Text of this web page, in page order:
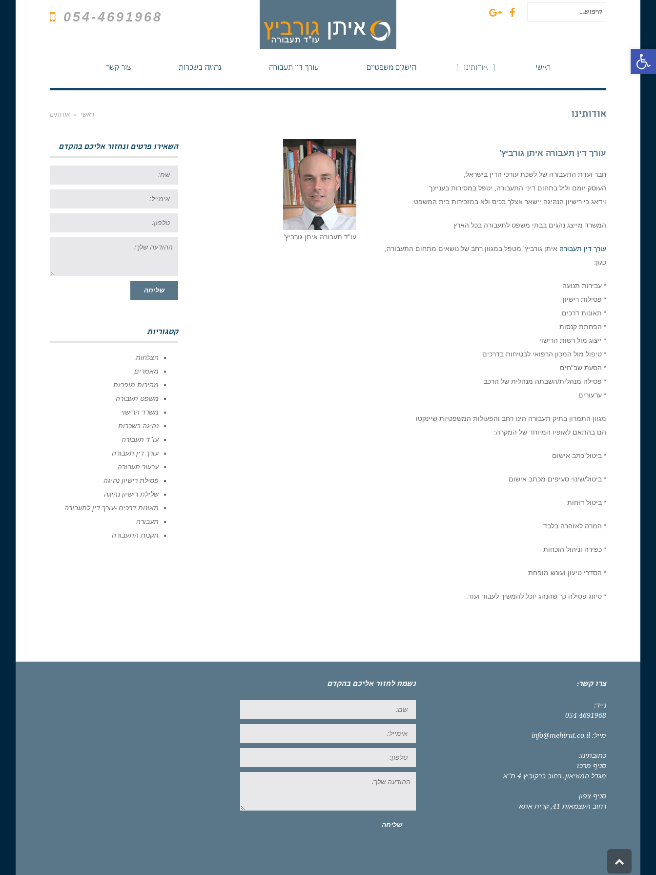
פתח סרגל נגישות
054-4691968
ראשי אודותינו הישגים משפטיים עורך דין תעבורה נהיגה בשכרות צור קשר
אודותינו ראשי » אודותינו
עורך דין תעבורה איתן גורביץ'
חבר ועדת התעבורה של לשכת עורכי הדין בישראל,
העוסק יומם וליל בתחום דיני התעבורה, יטפל במסירות בעניינך
וידאג כי רישיון הנהיגה יישאר אצלך בכיס ולא במזכירות בית המשפט.
המשרד מייצג נהגים בבתי משפט לתעבורה בכל הארץ
עורך דין תעבורה איתן גורביץ' מטפל במגוון רחב של נושאים מתחום התעבורה,
כגון:
* עבירות תנועה
* פסילות רישיון
* תאונות דרכים
* הפחתת קנסות
* ייצוג מול רשות הרישוי
* טיפול מול המכון הרפואי לבטיחות בדרכים
* הסעת שב"חים
* פסילה מנהלית/השבתה מנהלית של הרכב
* ערעורים
מגוון התמרון בתיק תעבורה הינו רחב והפעולות המשפטיות שיינקטו
הם בהתאם לאופיו המיוחד של המקרה:
* ביטול כתב אישום
* ביטול/שינוי סעיפים מכתב אישום
* ביטול דוחות
* המרה לאזהרה בלבד
* כפירה וניהול הוכחות
* הסדרי טיעון ועונש מופחת
* סיווג פסילה כך שהנהג יוכל להמשיך לעבוד ועוד.
עו"ד תעבורה איתן גורביץ'
השאירו פרטים ונחזור אליכם בהקדם
שלך:
שליחה
קטגוריות
הצלחות
מאמרים
מהירות מופרזת
משפט תעבורה
משרד הרישוי
נהיגה בשכרות
עו"ד תעבורה
עורך דין תעבורה
ערעור תעבורה
פסילת רישיון נהיגה
שלילת רישיון נהיגה
תאונות דרכים -עורך דין לתעבורה
תעבורה
תקנות התעבורה
צרו קשר:
נייד:
054-4691968
מייל: info@mehirut.co.il
כתובתינו:
סניף מרכז
מגדל המוזיאון, רחוב ברקוביץ 4 ת"א
סניף צפון
רחוב העצמאות 41, קרית אתא
נשמח לחזור אליכם בהקדם
שלך:
שליחה
לראש